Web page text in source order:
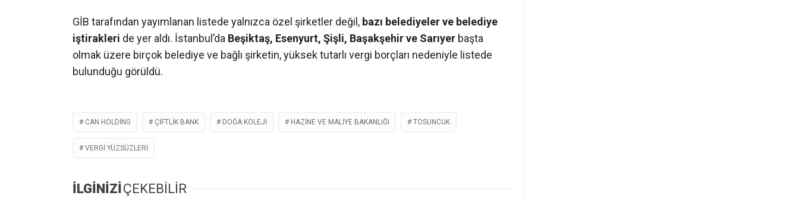
GİB tarafından yayımlanan listede yalnızca özel şirketler değil, bazı belediyeler ve belediye
iştirakleri de yer aldı. İstanbul’da Beşiktaş, Esenyurt, Şişli, Başakşehir ve Sarıyer başta
olmak üzere birçok belediye ve bağlı şirketin, yüksek tutarlı vergi borçları nedeniyle listede
bulunduğu görüldü.
CAN HOLDING ÇIFTLIK BANK DOĞA KOLEJI HAZINE VE MALIYE BAKANLIĞI TOSUNCUK
VERGI YÜZSÜZLERI
İLGİNİZİÇEKEBİLİR